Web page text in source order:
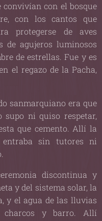
convivían con el bosque
con los cantos que
protegerse de aves
de agujeros luminosos
de estrellas. Fue y es
el regazo de la Pacha,
sanmarquiano era que
ni quiso respetar,
que cemento. Allí la
sin tutores ni
discontinua y
y del sistema solar, la
y el agua de las lluvias
charcos y barro. Allí